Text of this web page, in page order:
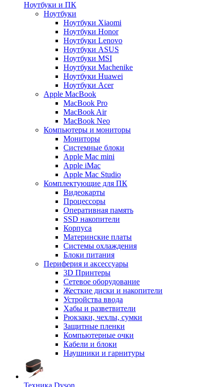
Ноутбуки и ПК
Ноутбуки
Ноутбуки Xiaomi
Ноутбуки Honor
Ноутбуки Lenovo
Ноутбуки ASUS
Ноутбуки MSI
Ноутбуки Machenike
Ноутбуки Huawei
Ноутбуки Acer
Apple MacBook
MacBook Pro
MacBook Air
MacBook Neo
Компьютеры и мониторы
Мониторы
Системные блоки
Apple Mac mini
Apple iMac
Apple Mac Studio
Комплектующие для ПК
Видеокарты
Процессоры
Оперативная память
SSD накопители
Корпуса
Материнские платы
Системы охлаждения
Блоки питания
Периферия и аксессуары
3D Принтеры
Сетевое оборудование
Жесткие диски и накопители
Устройства ввода
Хабы и разветвители
Рюкзаки, чехлы, сумки
Защитные пленки
Компьютерные очки
Кабели и блоки
Наушники и гарнитуры
Техника Dyson